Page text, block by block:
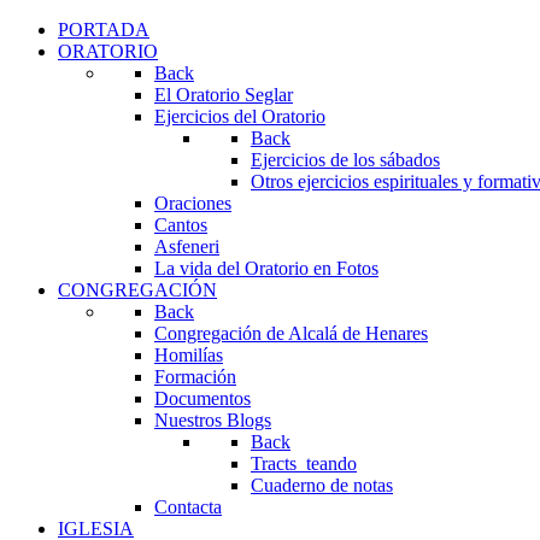
PORTADA
ORATORIO
Back
El Oratorio Seglar
Ejercicios del Oratorio
Back
Ejercicios de los sábados
Otros ejercicios espirituales y
Oraciones
Cantos
Asfeneri
La vida del Oratorio en Fotos
CONGREGACIÓN
Back
Congregación de Alcalá de Henares
Homilías
Formación
Documentos
Nuestros Blogs
Back
Tracts_teando
Cuaderno de notas
Contacta
IGLESIA